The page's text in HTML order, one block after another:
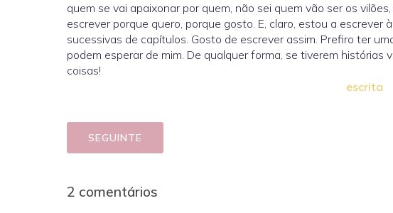
quem se vai apaixonar por quem, não sei quem vão ser os
escrever porque quero, porque gosto. E, claro, estou a escrever
sucessivas de capítulos. Gosto de escrever assim. Prefiro ter
podem esperar de mim. De qualquer forma, se tiverem
coisas!
escrita
SEGUINTE
2 comentários